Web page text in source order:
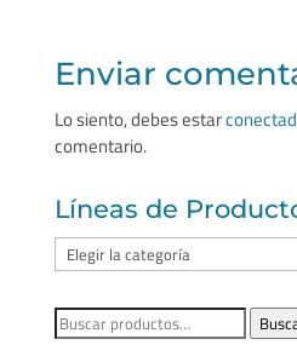
Enviar
Lo siento, debes estar
comentario.
Líneas de
Líneas
de
Producto
Buscar
por: